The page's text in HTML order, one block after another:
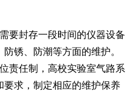
要封存一段时间的仪器设备
锈、防潮等方面的维护。
责任制，高校实验室气路系
求，制定相应的维护保养